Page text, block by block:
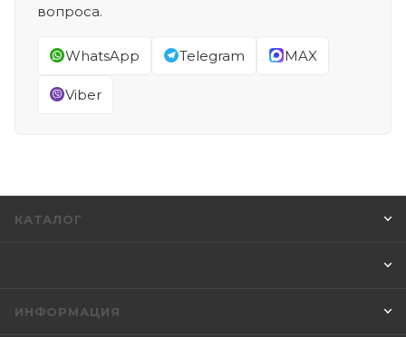
вопроса.
WhatsApp Telegram MAX
Viber
КАТАЛОГ
ИНФОРМАЦИЯ